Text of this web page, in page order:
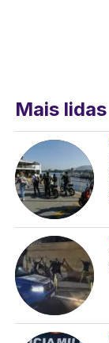
Mais lidas